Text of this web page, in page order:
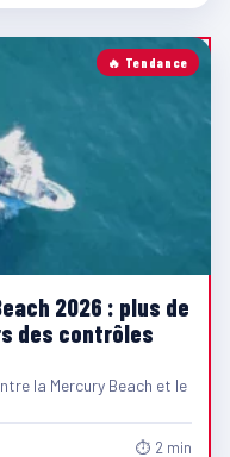
🔥 Tendance
2026 : plus de
des contrôles
la Mercury Beach et le
⏱ 2 min